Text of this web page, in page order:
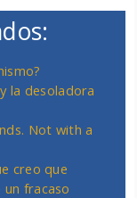
la desoladora
Not with a
creo que
un fracaso